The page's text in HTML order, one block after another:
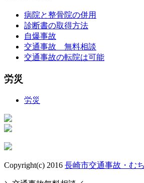
病院と整骨院の併用
診断書の取得方法
自爆事故
交通事故 無料相談
交通事故の転院は可能
労災
労災
Copyright(c) 2016 長崎市交通事故・む